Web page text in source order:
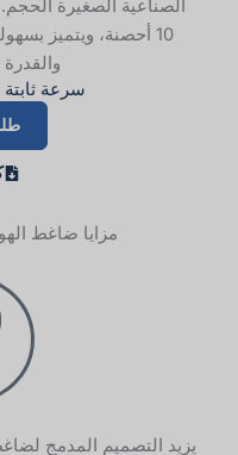
10 أحصنة، ويتميز
سرعة
مزايا ضاغط
يزيد التصميم المدمج